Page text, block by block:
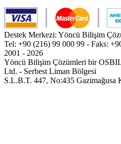
Destek Merkezi: Yöncü Bilişim
Tel: +90 (216) 99 000 99 - Faks:
2001 - 2026
Yöncü Bilişim Çözümleri bir OSBIL
Ltd. - Serbest Liman Bölgesi
S.L.B.T. 447, No:435 Gazimağusa